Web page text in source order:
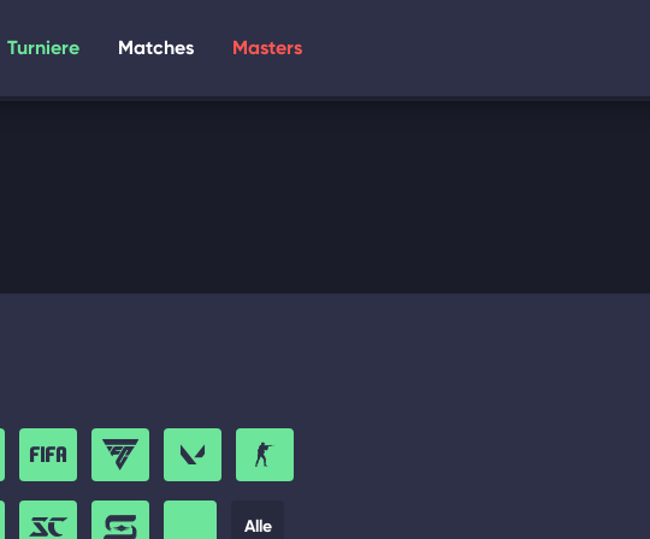
Turniere Matches Masters
Alle